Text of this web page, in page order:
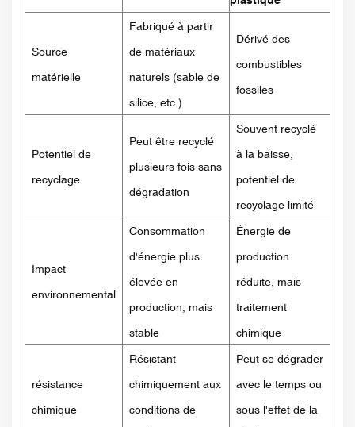
Source
matérielle
Fabriqué à partir
de matériaux
naturels (sable de
silice, etc.)
Dérivé des
combustibles
fossiles
Potentiel de
recyclage
Peut être recyclé
plusieurs fois sans
dégradation
Souvent recyclé
à la baisse,
potentiel de
recyclage limité
Impact
environnemental
Consommation
d'énergie plus
élevée en
production, mais
stable
Énergie de
production
réduite, mais
traitement
chimique
résistance
chimique
Résistant
chimiquement aux
conditions de
Peut se dégrader
avec le temps ou
sous l'effet de la